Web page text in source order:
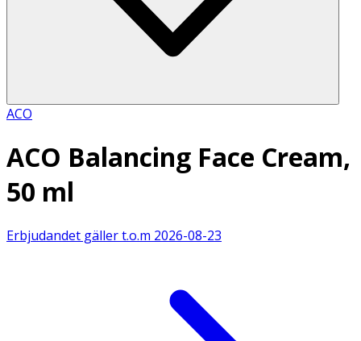
ACO
ACO Balancing Face Cream,
50 ml
Erbjudandet gäller t.o.m 2026-08-23